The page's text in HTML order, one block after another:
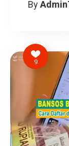
By
9